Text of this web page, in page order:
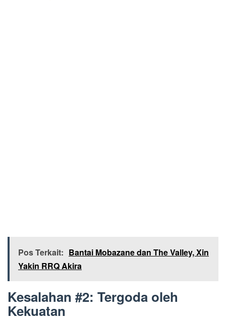
Pos Terkait: Bantai Mobazane dan The Valley, Xin
Yakin RRQ Akira
Kesalahan #2: Tergoda oleh
Kekuatan